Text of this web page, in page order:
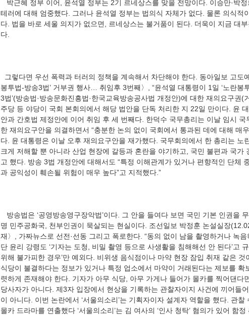
테러에 대해 엄중했다. 그러나 윤석열 정부는 법의식 자체가 없다. 물론 의식적
다. 법을 바로 세울 의지가 없으면, 르네상스는 불거품이 된다. 더욱이 지금 대
봉투법-방송3법’ 거부권 행사… 취임후 3번째〉, “윤석열 대통령이 1일 ‘노란봉
3법’(방송법·방송문화진흥법·한국교육방송공사법 개정안)에 대한 재의요구권
주당 등 야당이 국회 본회의에서 해당 법안을 단독 처리한 지 22일 만이다. 윤
안과 간호법 제정안에 이어 취임 후 세 번째다. 한덕수 국무총리는 이날 임시
한 재의요구안을 의결하면서 “충분한 논의 없이 국회에서 통과된 데에 대해 매
다. 윤 대통령은 이날 오후 재의요구안을 재가했다. 국무회의에서 한 총리는 노
크게 저해할 뿐 아니라 산업 현장에 갈등과 혼란을 야기하고, 국민 불편과 국가
고 했다. 방송 3법 개정안에 대해서도 “특정 이해관계가 있거나 편향적인 단체
명 민주공화국, 천부인권이 묵살되는 현실이다. 조선일보 박정훈 논설실장
재〉, 가짜뉴스로 선전·선동 그리고 폭로한다. “동의 없이 남을 촬영하거나 녹
단 윤리 강령도 ‘기자는 도청, 비밀 촬영 등으로 사생활을 침해해선 안 된다’고
위해 불가피한 경우’만 예외다. 비위생 음식점이나 마약 현장 잠입 취재 같은
식당이 불결하다는 정보가 있거나 특정 업소에서 마약이 거래된다는 제보를 확
렷하게 존재해야 한다. 기자가 아무 식당, 아무 가게나 들어가 몰카를 찍어댄다
당사자가 아니다. 제3자 입장에서 현상을 기록하는 관찰자이지 사건에 끼어들
이 아니다. 이번 논란에서 ‘서울의소리’는 기획자이자 설계자 역할을 했다. 관
몰카 드라마를 연출했다 ‘서울의소리’는 김 여사의 ‘인사 청탁’ 혐의가 있어 함